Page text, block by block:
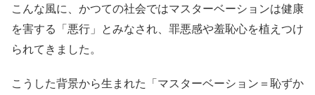
こんな風に、かつての社会ではマスターベーションは健康
を害する「悪行」とみなされ、罪悪感や羞恥心を植えつけ
られてきました。
こうした背景から生まれた「マスターベーション＝恥ずか